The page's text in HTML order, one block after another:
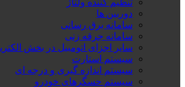
تنظیم کننده ولتاژ
دوربین ها
سامانه برق رسانی
سامانه جرقه زنی
سایر اجزای اتومبیل در بخش
سیستم استارت
سیستم اندازه گیری و درجه ای
سیستم حسگرهای خودرو